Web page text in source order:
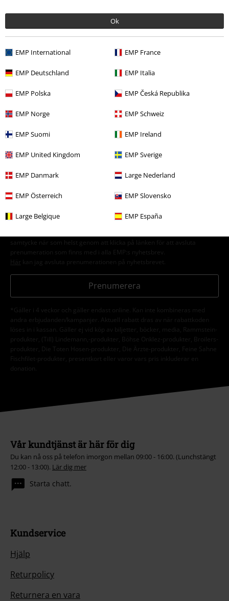
Ok
EMP International EMP France
EMP Deutschland EMP Italia
EMP Polska EMP Česká Republika
EMP Norge EMP Schweiz
EMP Suomi EMP Ireland
EMP United Kingdom EMP Sverige
EMP Danmark Large Nederland
EMP Österreich EMP Slovensko
Large Belgique EMP España
Kläder & accessoarer Toppar T-Shirtar
Rea % Killar Kläder T-shirts & Toppar
Underhållning
15% rabatt när du registrerar dig för vårt
personuppgifter och regelbundet skicka mig nyhetsbrev och information
om deras produkter. Jag godkänner att mina personuppgifter kommer att
samtycke när som helst genom att klicka på länken för att avsluta
prenumeration som finns med i alla EMP:s nyhetsbrev.
Här kan jag avsluta prenumerationen på nyhetsbrevet.
Prenumerera
*Gäller i 4 veckor och gäller endast online. Kan inte kombineras med
andra erbjudanden/kampanjer. Aktuell rabatt dras av när rabattkoden
löses in i kassan. Gäller ej vid köp av biljetter, böcker, media, Rammstein-
produkter, (Till) Lindemann,-produkter, Böhse Onklez-produkter, Broilers-
produkter, Die Toten Hosen-produkter, Die Ärzte-produkter, Feine Sahne
Fischfilet-produkter, presentkort eller varor vars pris inkluderar en
donation.
Vår kundtjänst är här för dig
Du kan nå oss på telefon imorgon mellan 09:00 - 16:00. (Lunchstängt
12:00 - 13:00). Lär dig mer
Starta chatt.
Kundservice
Hjälp
Returpolicy
Returnera en vara